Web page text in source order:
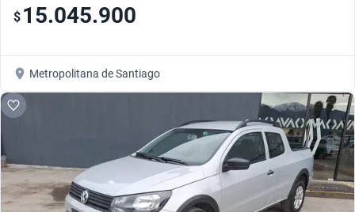
$ 15.045.900
Metropolitana de Santiago